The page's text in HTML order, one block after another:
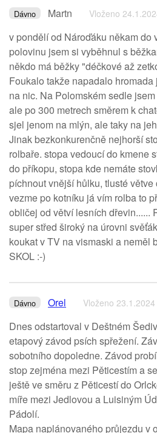
Dávno Martn Vloženo
v pondělí od Nároďáku někam do
polovinu jsem si vyběhnul s
někdo má běžky "déčkové až
Foukalo takže napadalo
na nic. Na Polomském sedle
ale po 300 metrech směrem k
sjel jenom na mlýn, ale taky na
Jinak bezkonkurenčně nejhorší
rolbaře. stopa vedoucí do kmene
do příkopu, stopa kde nemáte
píchnout vnější hůlku, tlusté větve
vezme po kotníku já vím rolba to
obličej od větví lesních dřevin......
super střed široký na úrovni
koukat v TV na vismaski a neměl
SKOL :-)
Dávno Orel Vloženo
Dnes odstartoval v Deštném
etapový závod psích spřežení.
sobotního dopoledne. Závod
stop zejména mezi Pěticestím a
ještě ve směru z Pěticestí do
míře mezi Jedlovou a Luisiným
Pádolí.
Mapa naplánovaného průjezdu v